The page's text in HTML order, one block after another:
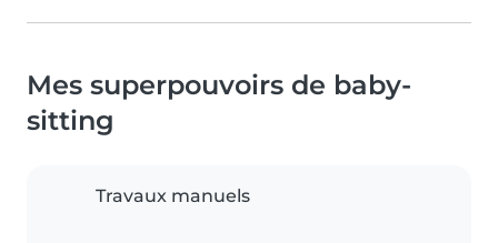
Mes superpouvoirs de baby-
sitting
Travaux manuels